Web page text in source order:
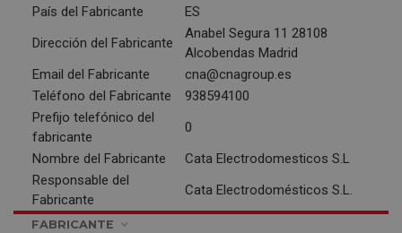
País del Fabricante
ES
Dirección del Fabricante
Anabel Segura 11 28108
Alcobendas Madrid
Email del Fabricante
cna@cnagroup.es
Teléfono del Fabricante
938594100
Prefijo telefónico del
fabricante
0
Nombre del Fabricante
Cata Electrodomesticos S.L
Responsable del
Fabricante
Cata Electrodomésticos S.L.
FABRICANTE